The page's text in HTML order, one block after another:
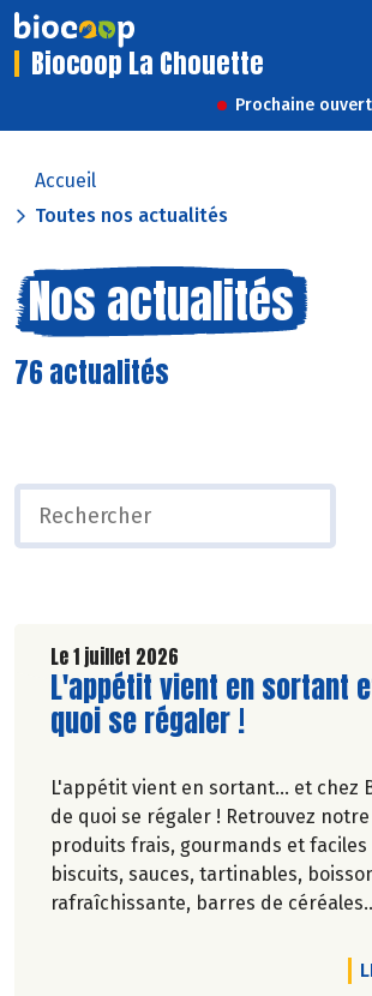
Biocoop La Chouette
Prochaine
Accueil
Toutes nos actualités
Nos actualités
76 actualités
Le 1 juillet 2026
Lire la suite de l'article
L'appétit vient en sortant
quoi se régaler !
L'appétit vient en sortant... et chez
de quoi se régaler ! Retrouvez
produits frais, gourmands et
biscuits, sauces, tartinables,
rafraîchissante, barres de